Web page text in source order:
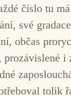
číslo tu
své
občas
prozávislené i
tolik